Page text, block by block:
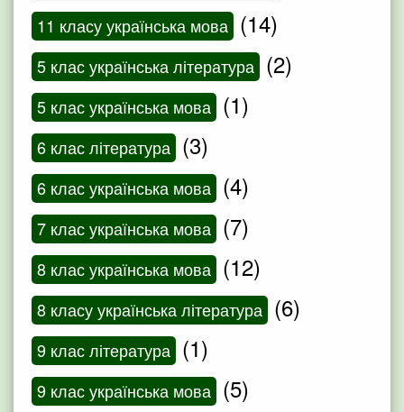
11 класу українська мова (14)
5 клас українська література (2)
5 клас українська мова (1)
6 клас література (3)
6 клас українська мова (4)
7 клас українська мова (7)
8 клас українська мова (12)
8 класу українська література (6)
9 клас література (1)
9 клас українська мова (5)